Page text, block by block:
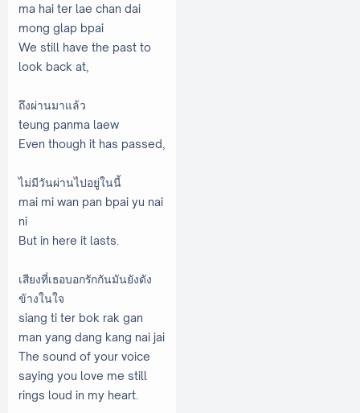
ma hai ter lae chan dai
mong glap bpai
We still have the past to
look back at,
ถึงผ่านมาแล้ว
teung panma laew
Even though it has passed,
ไม่มีวันผ่านไปอยู่ในนี้
mai mi wan pan bpai yu nai
ni
But in here it lasts.
เสียงที่เธอบอกรักกันมันยังดัง
ข้างในใจ
siang ti ter bok rak gan
man yang dang kang nai jai
The sound of your voice
saying you love me still
rings loud in my heart.